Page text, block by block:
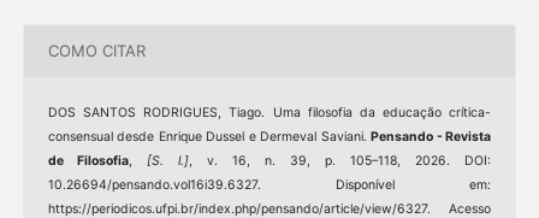
COMO CITAR
DOS SANTOS RODRIGUES, Tiago. Uma filosofia da educação crítica-
consensual desde Enrique Dussel e Dermeval Saviani.Pensando - Revista
de Filosofia,[S. l.], v. 16, n. 39, p. 105–118, 2026. DOI:
10.26694/pensando.vol16i39.6327. Disponível em:
https://periodicos.ufpi.br/index.php/pensando/article/view/6327. Acesso